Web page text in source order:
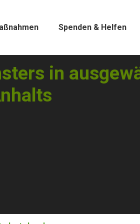
Spenden & Helfen
in